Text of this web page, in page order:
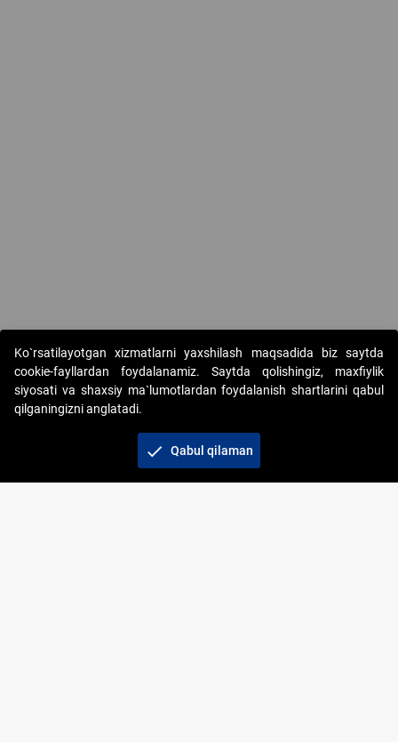
Copyright © 2017-2026. "Elektron onlayn-auksionlarni
tashkil etish" AJ. Barcha huquqlar himoyalangan
Ko`rsatilayotgan xizmatlarni yaxshilash maqsadida biz saytda
cookie-fayllardan foydalanamiz. Saytda qolishingiz, maxfiylik
siyosati va shaxsiy ma`lumotlardan foydalanish shartlarini qabul
qilganingizni anglatadi.
check Qabul qilaman